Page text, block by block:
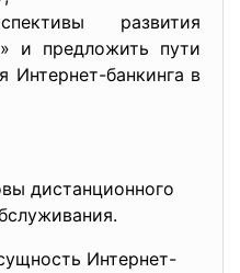
развития
и предложить пути
Интернет-банкинга в
дистанционного
Интернет-